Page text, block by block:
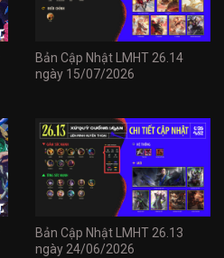
Bản Cập Nhật LMHT 26.14
ngày 15/07/2026
Bản Cập Nhật LMHT 26.13
ngày 24/06/2026